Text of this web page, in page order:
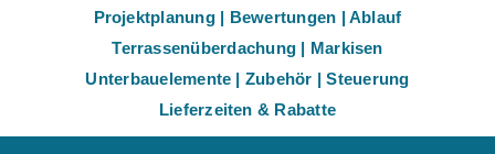
Projektplanung| Bewertungen |Ablauf
Terrassenüberdachung | Markisen
Unterbauelemente | Zubehör |Steuerung
Lieferzeiten & Rabatte